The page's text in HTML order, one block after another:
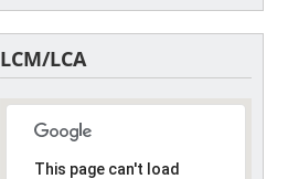
LCM/LCA
This page can't load